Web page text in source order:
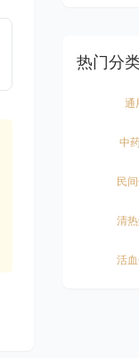
热门分
通
中
民
清
活